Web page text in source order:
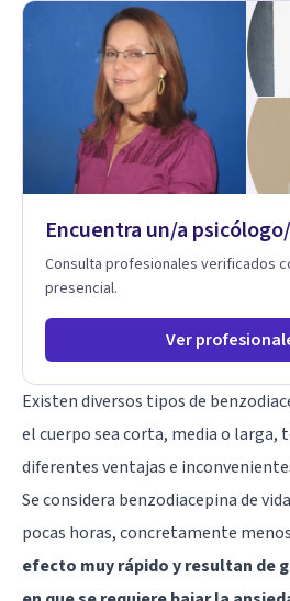
crea un espacio de verbalización
esta conversación abierta y del
exploran las vivencias que aún
otorga un nuevo sentido y se
emocional. De esta forma, los
claridad sobre sí mismos, reducen
sufrimiento y alcanzan cambios
vida y relaciones personales.
Encuentra un/a
Consulta profesionales verificados
presencial.
Ver
Existen diversos tipos de
el cuerpo sea corta, media o larga,
diferentes ventajas e
Se considera benzodiacepina de
pocas horas, concretamente
efecto muy rápido y resultan de